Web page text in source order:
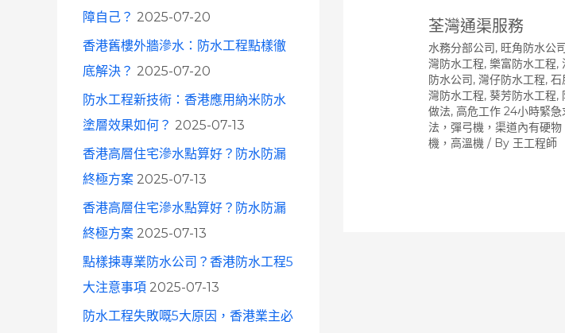
障自己？ 2025-07-20
香港舊樓外牆滲水：防水工程點樣徹
底解決？ 2025-07-20
防水工程新技術：香港應用納米防水
塗層效果如何？ 2025-07-13
香港高層住宅滲水點算好？防水防漏
終極方案 2025-07-13
香港高層住宅滲水點算好？防水防漏
終極方案 2025-07-13
點樣揀專業防水公司？香港防水工程5
大注意事項 2025-07-13
防水工程失敗嘅5大原因，香港業主必
荃灣通渠服務
水務分部公司, 旺角防水公
灣防水工程, 樂富防水工程,
防水公司, 灣仔防水工程, 石
灣防水工程, 葵芳防水工程,
做法, 高危工作 24小時緊
法，彈弓機，渠道內有硬
機，高溫機/ By 王工程師